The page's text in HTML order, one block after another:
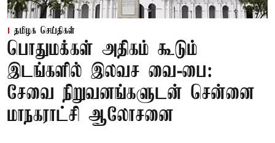
தமிழக செய்திகள்
பொதுமக்கள் அதிகம் கூடும்
இடங்களில் இலவச வை-பை:
சேவை நிறுவனங்களுடன் சென்னை
மாநகராட்சி ஆலோசனை